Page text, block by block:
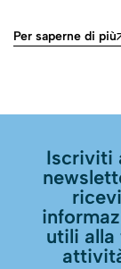
Per saperne di più
Iscriviti
ricevi
utili alla